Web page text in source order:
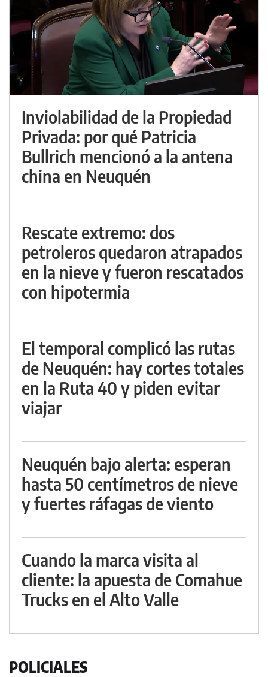
Inviolabilidad de la Propiedad
Privada: por qué Patricia
Bullrich mencionó a la antena
china en Neuquén
Rescate extremo: dos
petroleros quedaron atrapados
en la nieve y fueron rescatados
con hipotermia
El temporal complicó las rutas
de Neuquén: hay cortes totales
en la Ruta 40 y piden evitar
viajar
Neuquén bajo alerta: esperan
hasta 50 centímetros de nieve
y fuertes ráfagas de viento
Cuando la marca visita al
cliente: la apuesta de Comahue
Trucks en el Alto Valle
POLICIALES